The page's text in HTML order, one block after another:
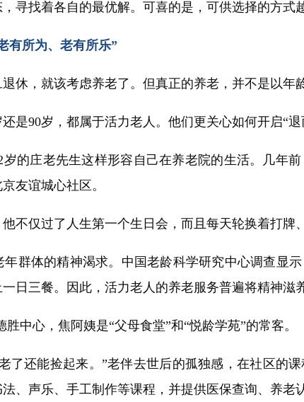
寻找着各自的最优解。可喜的是，可供选择的方式
有所为、老有所乐”
，就该考虑养老了。但真正的养老，并不是以年
90岁，都属于活力老人。他们更关心如何开启“退
庄老先生这样形容自己在养老院的生活。几年
友谊城心社区。
仅过了人生第一个生日会，而且每天轮换着打牌
体的精神渴求。中国老龄科学研究中心调查显示
日三餐。因此，活力老人的养老服务普遍将精神滋
心，焦阿姨是“父母食堂”和“悦龄学苑”的常客。
还能捡起来。”老伴去世后的孤独感，在社区的课
、声乐、手工制作等课程，并提供医保查询、养老